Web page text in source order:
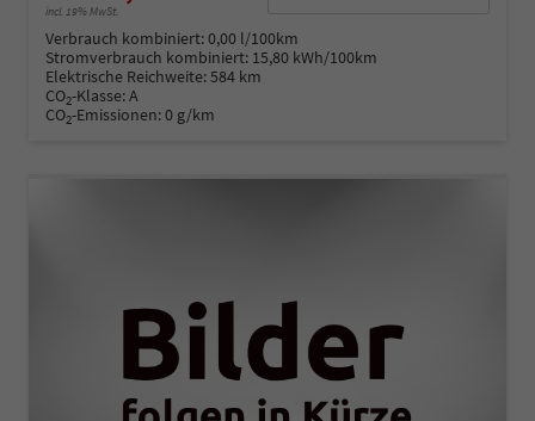
incl. 19% MwSt.
Verbrauch kombiniert:0,00 l/100km
Stromverbrauch kombiniert: 15,80 kWh/100km
Elektrische Reichweite:584 km
CO2-Klasse:A
CO2-Emissionen:0 g/km